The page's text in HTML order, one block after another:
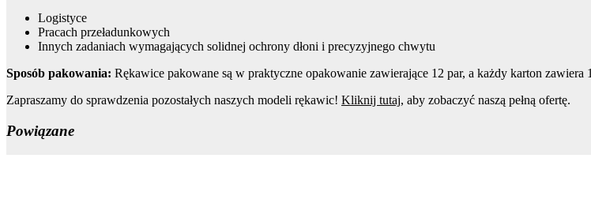
Logistyce
Pracach przeładunkowych
Innych zadaniach wymagających solidnej ochrony dłoni i precyzyjnego chwytu
Sposób pakowania: Rękawice pakowane są w praktyczne opakowanie zawierające 12 par, a każdy karton zawiera
Zapraszamy do sprawdzenia pozostałych naszych modeli rękawic! Kliknij tutaj, aby zobaczyć naszą pełną ofertę.
Powiązane